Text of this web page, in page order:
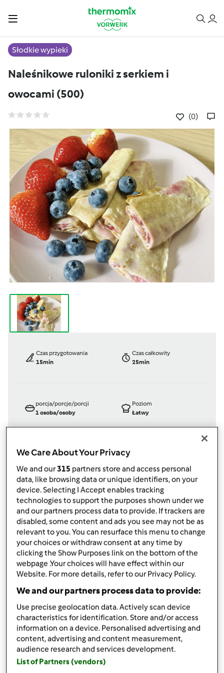
Słodkie wypieki
Naleśnikowe ruloniki z serkiem i
owocami (500)
(0)
Czas przygotowania
15min
Czas całkowity
25min
porcja/porcje/porcji
1osoba/osoby
Poziom
Łatwy
przezActiDiet
opublikowany: 24/07/25
Dodaj do moich kolekcji
podziel się przepisem
Stwórz wariant
Składniki
Naleśnikowe ruloniki z serkiem
wiśniowym
mąki pszennej, pełnoziarnistej
We Care About Your Privacy
We and our315 partners store and access personal
data, like browsing data or unique identifiers, on your
device. Selecting I Accept enables tracking
technologies to support the purposes shown under we
and our partners process data to provide. If trackers are
disabled, some content and ads you see may not be as
relevant to you. You can resurface this menu to change
your choices or withdraw consent at any time by
clicking the Show Purposes link on the bottom of the
webpage .Your choices will have effect within our
Website. For more details, refer to our Privacy Policy.
We and our partners process data to provide:
Use precise geolocation data. Actively scan device
characteristics for identification. Store and/or access
information on a device. Personalised advertising and
content, advertising and content measurement,
audience research and services development.
List of Partners (vendors)